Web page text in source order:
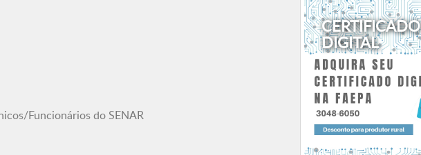
Funcionários do SENAR
CERTIFICADO
DIGITAL